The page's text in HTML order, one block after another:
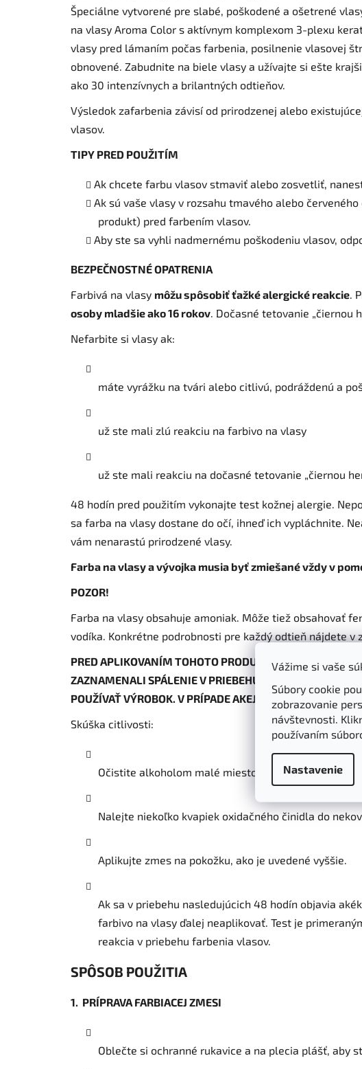
Vážime si vaše
Súbory cookie
zobrazovanie
návštevnosti.
používaním
Nastavenie
Špeciálne vytvorené pre slabé, poškodené a ošetrené
na vlasy Aroma Color s aktívnym komplexom 3-plexu
vlasy pred lámaním počas farbenia, posilnenie vlasovej
obnovené. Zabudnite na biele vlasy a užívajte si ešte
ako 30 intenzívnych a brilantných odtieňov.
Výsledok zafarbenia závisí od prirodzenej alebo
vlasov.
TIPY PRED POUŽITÍM
Ak chcete farbu vlasov stmaviť alebo zosvetliť,
Ak sú vaše vlasy v rozsahu tmavého alebo
produkt) pred farbením vlasov.
Aby ste sa vyhli nadmernému poškodeniu vlasov,
BEZPEČNOSTNÉ OPATRENIA
Farbivá na vlasy môžu spôsobiť ťažké alergické reakcie.
osoby mladšie ako 16 rokov. Dočasné tetovanie „čiernou
Nefarbite si vlasy ak:
máte vyrážku na tvári alebo citlivú, podráždenú a
už ste mali zlú reakciu na farbivo na vlasy
už ste mali reakciu na dočasné tetovanie „čiernou
48 hodín pred použitím vykonajte test kožnej alergie.
sa farba na vlasy dostane do očí, ihneď ich vypláchnite.
vám nenarastú prirodzené vlasy.
Farba na vlasy a vývojka musia byť zmiešané vždy v
POZOR!
Farba na vlasy obsahuje amoniak. Môže tiež obsahovať
vodíka. Konkrétne podrobnosti pre každý odtieň nájdete v
PRED APLIKOVANÍM TOHOTO PRODUKTU UROBTE TEST
ZAZNAMENALI SPÁLENIE V PRIEBEHU APLIKÁCIE FARBY
POUŽÍVAŤ VÝROBOK. V PRÍPADE AKEJKOĽVEK
Skúška citlivosti:
Očistite alkoholom malé miesto na pokožke cca. 1
Nalejte niekoľko kvapiek oxidačného činidla do
Aplikujte zmes na pokožku, ako je uvedené vyššie.
Ak sa v priebehu nasledujúcich 48 hodín objavia
farbivo na vlasy ďalej neaplikovať. Test je
reakcia v priebehu farbenia vlasov.
SPÔSOB POUŽITIA
1. PRÍPRAVA FARBIACEJ ZMESI
Oblečte si ochranné rukavice a na plecia plášť, aby